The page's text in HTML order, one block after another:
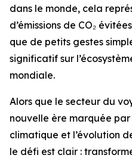
dans le monde, cela
d’émissions de CO₂
que de petits gestes
significatif sur
mondiale.
Alors que le secteur du
nouvelle ère marquée
climatique et l’évolution
le défi est clair :